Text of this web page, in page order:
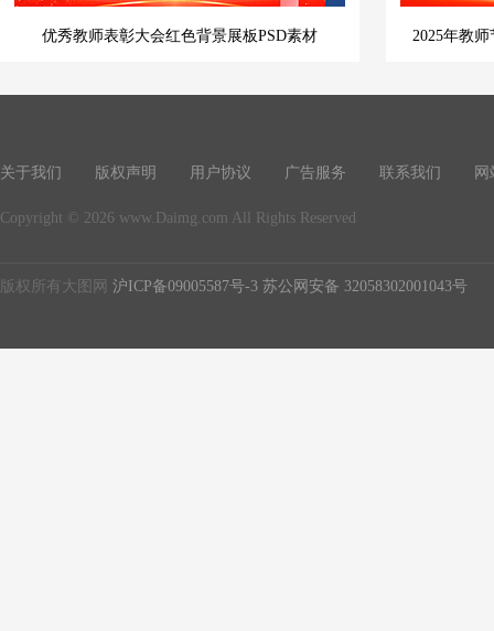
优秀教师表彰大会红色背景展板PSD素材 2025年教
关于我们 版权声明 用户协议 广告服务 联系我们 网
Copyright © 2026 www.Daimg.com All Rights Reserved
版权所有大图网 沪ICP备09005587号-3 苏公网安备 32058302001043号